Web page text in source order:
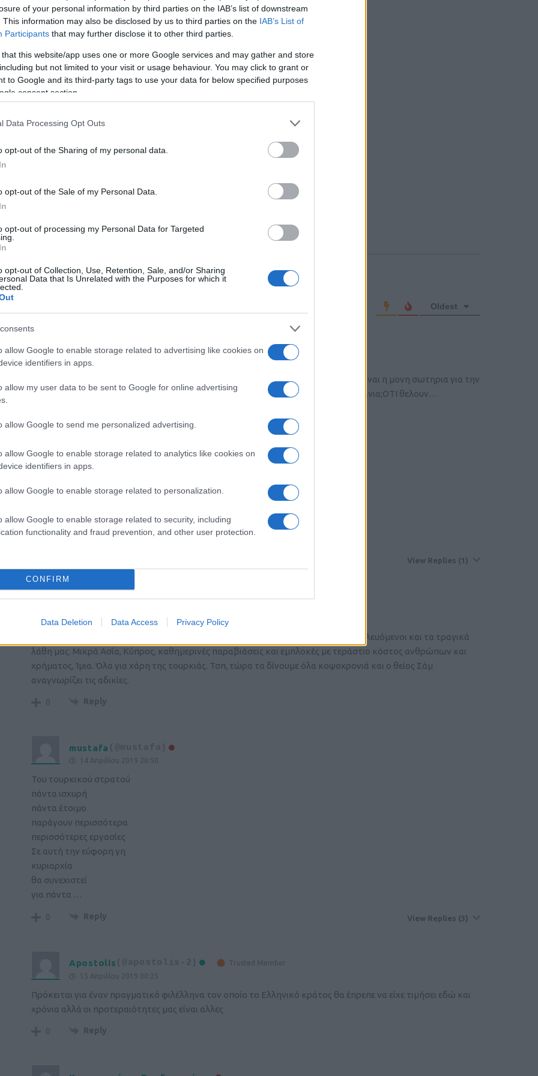
of your personal information by third parties on the IAB’s list of downstream
This information may also be disclosed by us to third parties on the IAB’s List of
Participants that may further disclose it to other third parties.
that this website/app uses one or more Google services and may gather and store
but not limited to your visit or usage behaviour. You may click to grant or
to Google and its third-party tags to use your data for below specified purposes
consent section.
Data Processing Opt Outs
opt-out of the Sharing of my personal data.
opt-out of the Sale of my Personal Data.
opt-out of processing my Personal Data for Targeted
opt-out of Collection, Use, Retention, Sale, and/or Sharing
Data that Is Unrelated with the Purposes for which it
allow Google to enable storage related to advertising like cookies on
identifiers in apps.
allow my user data to be sent to Google for online advertising
allow Google to send me personalized advertising.
allow Google to enable storage related to analytics like cookies on
identifiers in apps.
allow Google to enable storage related to personalization.
allow Google to enable storage related to security, including
functionality and fraud prevention, and other user protection.
CONFIRM
Data Deletion Data Access Privacy Policy
Please login to comment
Oldest
stergios21(@stergios21)
Member
14 Απριλίου 2019 18:32
μπορει να ακουστει καπως αυτο που θα πω(γραψω) παρακατω,αλλα νομιζω οτι ειναι η μονη σωτηρια για την
βασανισμενη Ελλαδιτσα μας…δωστε στους αμερικανους οτι θελουν…βασεις;λιμανια;ΟΤΙ θελουν…
0 Reply
14 Απριλίου 2019 19:05
Σε πιστευουμε.
Θα ρωτουσα,τοσα χρονια τι κανατε…αλλα αστο…
View Replies (1)
14 Απριλίου 2019 19:28
Πως αλλάζουν οι καιροί..Απο παλιά οι μεγάλες δυνάμεις εθελοτυφλούσαν εκμεταλλευόμενοι και τα τραγικά
λάθη μας. Μικρά Ασία, Κύπρος, καθημερινές παραβιάσεις και εμπλοκές με τεράστιο κόστος ανθρώπων και
χρήματος, Ίμια. Όλα για χάρη της τουρκιάς. Τσπ, τώρα τα δίνουμε όλα κοψοχρονιά και ο θείος Σάμ
αναγνωρίζει τις αδικίες.
0 Reply
mustafa
14 Απριλίου 2019 20:50
Του τουρκικού στρατού
πάντα ισχυρή
πάντα έτοιμο
παράγουν περισσότερα
περισσότερες εργασίες
Σε αυτή την εύφορη γη
κυριαρχία
θα συνεχιστεί
για πάντα …
0 Reply View Replies (3)
Apostolis
Trusted Member
15 Απριλίου 2019 00:25
Πρόκειται για έναν πραγματικό φιλέλληνα τον οποίο το Ελληνικό κράτος θα έπρεπε να είχε τιμήσει εδώ και
χρόνια αλλά οι προτεραιότητες μας είναι αλλες
0 Reply